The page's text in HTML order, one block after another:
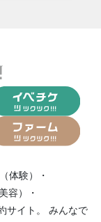
体験）
・
容）
・
サイト。
みんなで